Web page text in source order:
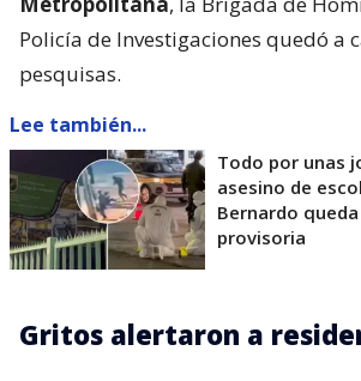
Policía de Investigaciones quedó a
pesquisas.
Lee también...
Todo por unas
asesino de
Bernardo
provisoria
Gritos alertaron a